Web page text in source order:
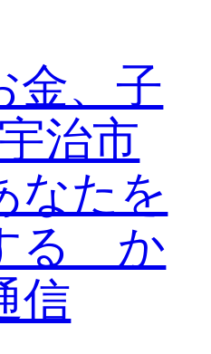
金、子
治市
なたを
る か
信